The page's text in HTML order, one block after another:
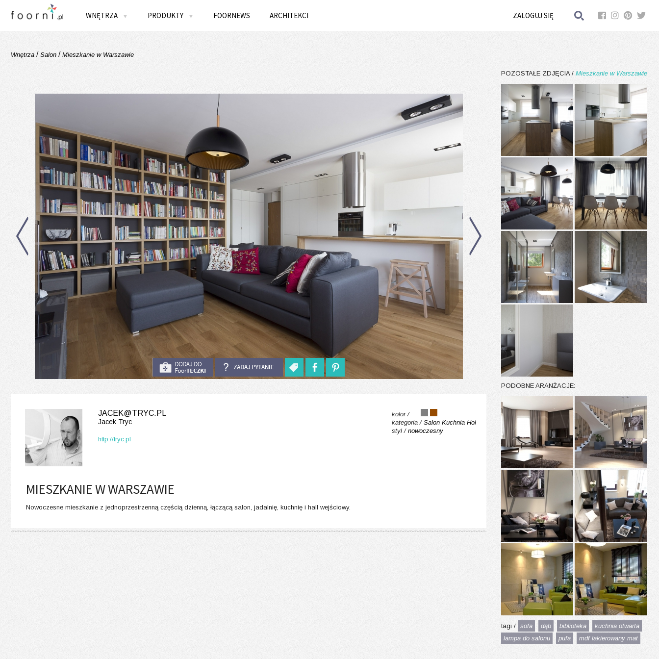
WNĘTRZA ▼ PRODUKTY ▼ FOORNEWS ARCHITEKCI ZALOGUJ SIĘ
Wnętrza / Salon / Mieszkanie w Warszawie
POZOSTAŁE ZDJĘCIA / Mieszkanie w Warszawie
PODOBNE ARANŻACJE:
tagi / sofa dąb biblioteka
kuchnia otwarta
lampa do salonu
pufa mdf lakierowany mat
JACEK@TRYC.PL
Jacek Tryc
http://tryc.pl
kolor /
kategoria / Salon Kuchnia Hol
styl / nowoczesny
MIESZKANIE W WARSZAWIE
Nowoczesne mieszkanie z jednoprzestrzenną częścią dzienną, łączącą salon, jadalnię, kuchnię i hall wejściowy.